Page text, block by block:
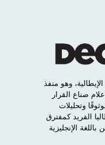
الإيطالية، وهو منفذ
صناع القرار
وتحليلات
الفريد كمفترق
باللغة الإنجليزية